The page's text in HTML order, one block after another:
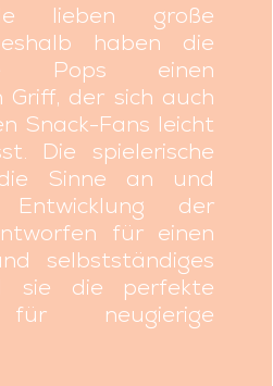
lieben große
haben die
Pops einen
Griff, der sich auch
Snack-Fans leicht
Die spielerische
Sinne an und
der
für einen
selbstständiges
sie die perfekte
für neugierige